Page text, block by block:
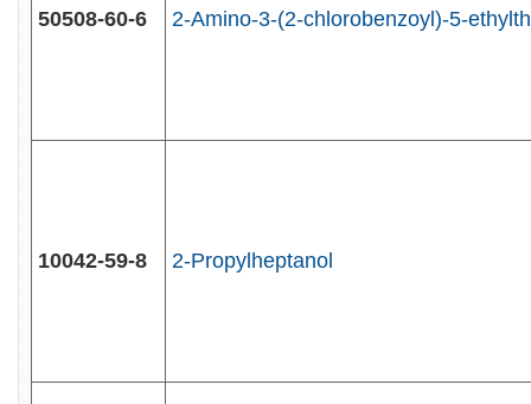
50508-60-6 2-Amino-3-(2-chlorobenzoyl)-5-
10042-59-8 2-Propylheptanol